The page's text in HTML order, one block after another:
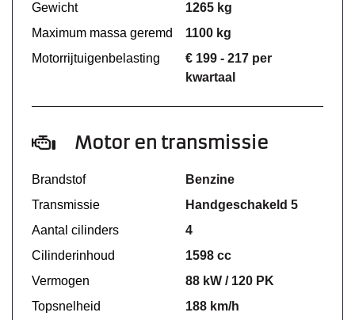
Gewicht
1265 kg
Maximum massa geremd
1100 kg
Motorrijtuigenbelasting
€ 199 - 217 per
kwartaal
Motor en transmissie
Brandstof
Benzine
Transmissie
Handgeschakeld 5
Aantal cilinders
4
Cilinderinhoud
1598 cc
Vermogen
88 kW / 120 PK
Topsnelheid
188 km/h